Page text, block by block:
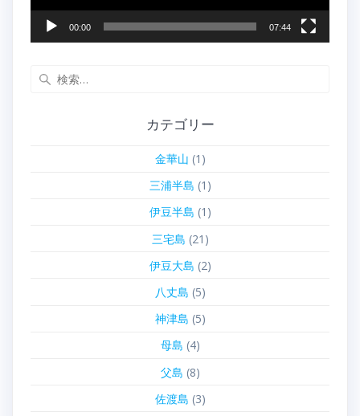
00:00 07:44
カテゴリー
金華山 (1)
三浦半島 (1)
伊豆半島 (1)
三宅島 (21)
伊豆大島 (2)
八丈島 (5)
神津島 (5)
母島 (4)
父島 (8)
佐渡島 (3)